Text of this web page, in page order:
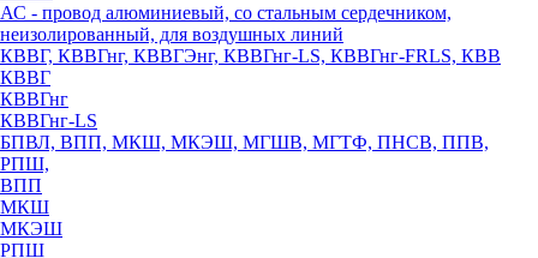
АС - провод алюминиевый, со стальным сердечником,
неизолированный, для воздушных линий
КВВГ, КВВГнг, КВВГЭнг, КВВГнг-LS, КВВГнг-FRLS, КВВ
КВВГ
КВВГнг
КВВГнг-LS
БПВЛ, ВПП, МКШ, МКЭШ, МГШВ, МГТФ, ПНСВ, ППВ,
РПШ,
ВПП
МКШ
МКЭШ
РПШ